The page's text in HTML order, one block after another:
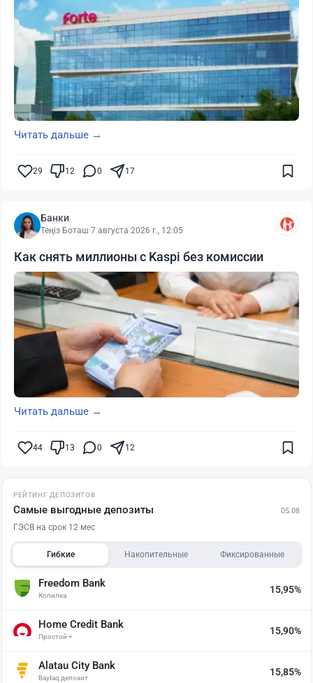
Читать дальше →
29 12 0 17
Банки
Теңіз Боташ·7 августа 2026 г., 12:05
Как снять миллионы с Kaspi без комиссии
Читать дальше →
44 13 0 12
РЕЙТИНГ ДЕПОЗИТОВ
Самые выгодные депозиты 05.08
ГЭСВ на срок 12 мес
Гибкие Накопительные Фиксированные
Freedom Bank
Копилка
15,95%
Home Credit Bank
Простой +
15,90%
Alatau City Bank
Baytaq депозит
15,85%